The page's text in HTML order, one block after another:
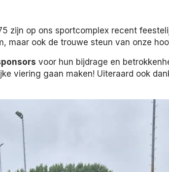
zijn op ons sportcomplex recent
maar ook de trouwe steun van onze
voor hun bijdrage en
viering gaan maken! Uiteraard ook